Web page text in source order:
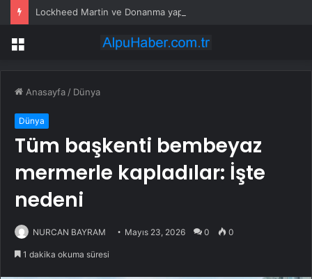
Menü
Anasayfa / Dünya
Dünya
Tüm başkenti bembeyaz
mermerle kapladılar: İşte
nedeni
NURCAN BAYRAM Mayıs 23, 2026 0 0
1 dakika okuma süresi